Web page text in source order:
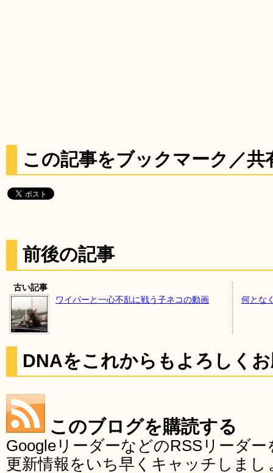
この記事をブックマーク／共
前後の記事
古い記事
ワイパーと一心不乱に戦う子ネコの動画
何とな
DNAをこれからもよろしく
このブログを購読する
GoogleリーダーなどのRSSリーダ
更新情報をいち早くキャッチしま